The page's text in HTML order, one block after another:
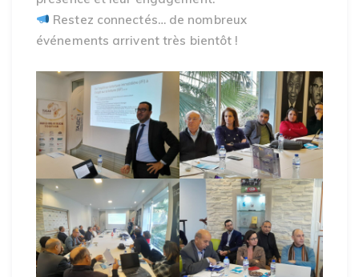
Restez connectés… de nombreux
événements arrivent très bientôt !